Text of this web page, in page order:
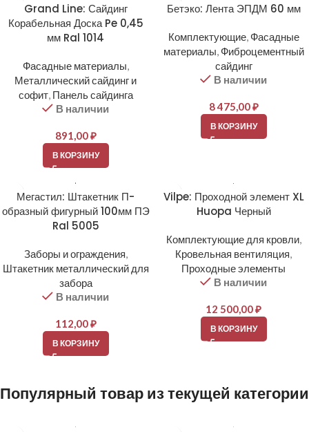
Grand Line: Сайдинг
Корабельная Доска Pe 0,45
мм Ral 1014
Фасадные материалы,
Металлический сайдинг и
софит, Панель сайдинга
В наличии
891,00₽
В КОРЗИНУ
Бетэко: Лента ЭПДМ 60 мм
Комплектующие, Фасадные
материалы, Фиброцементный
сайдинг
В наличии
8 475,00₽
В КОРЗИНУ
Мегастил: Штакетник П-
образный фигурный 100мм ПЭ
Ral 5005
Заборы и ограждения,
Штакетник металлический для
забора
В наличии
112,00₽
В КОРЗИНУ
Vilpe: Проходной элемент XL
Huopa Черный
Комплектующие для кровли,
Кровельная вентиляция,
Проходные элементы
В наличии
12 500,00₽
В КОРЗИНУ
Популярный товар из текущей категории